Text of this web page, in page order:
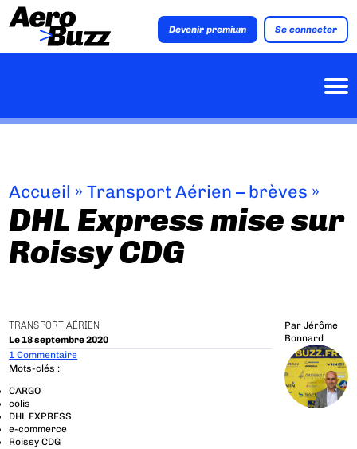
Devenir premium Se connecter
Accueil »Transport Aérien – brèves »
DHL Express mise sur
Roissy CDG
TRANSPORT AÉRIEN
Le 18 septembre 2020
Par Jérôme
Bonnard
1 Commentaire
Mots-clés :
CARGO
colis
DHL EXPRESS
e-commerce
Roissy CDG